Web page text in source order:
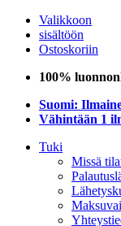
Valikkoon
sisältöön
Ostoskoriin
100%
Suomi:
Vähintään 1
Tuki
Missä